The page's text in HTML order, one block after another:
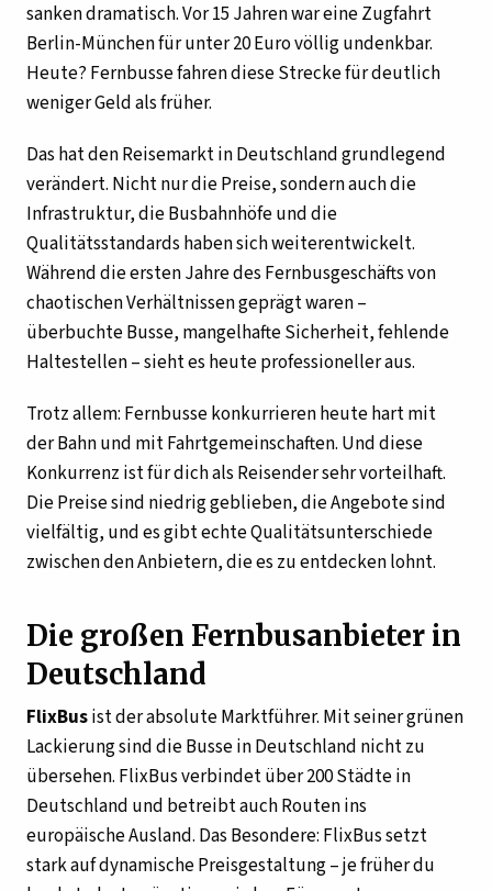
sanken dramatisch. Vor 15 Jahren war eine Zugfahrt
Berlin-München für unter 20 Euro völlig undenkbar.
Heute? Fernbusse fahren diese Strecke für deutlich
weniger Geld als früher.
Das hat den Reisemarkt in Deutschland grundlegend
verändert. Nicht nur die Preise, sondern auch die
Infrastruktur, die Busbahnhöfe und die
Qualitätsstandards haben sich weiterentwickelt.
Während die ersten Jahre des Fernbusgeschäfts von
chaotischen Verhältnissen geprägt waren –
überbuchte Busse, mangelhafte Sicherheit, fehlende
Haltestellen – sieht es heute professioneller aus.
Trotz allem: Fernbusse konkurrieren heute hart mit
der Bahn und mit Fahrtgemeinschaften. Und diese
Konkurrenz ist für dich als Reisender sehr vorteilhaft.
Die Preise sind niedrig geblieben, die Angebote sind
vielfältig, und es gibt echte Qualitätsunterschiede
zwischen den Anbietern, die es zu entdecken lohnt.
Die großen Fernbusanbieter in
Deutschland
FlixBusist der absolute Marktführer. Mit seiner grünen
Lackierung sind die Busse in Deutschland nicht zu
übersehen. FlixBus verbindet über 200 Städte in
Deutschland und betreibt auch Routen ins
europäische Ausland. Das Besondere: FlixBus setzt
stark auf dynamische Preisgestaltung – je früher du